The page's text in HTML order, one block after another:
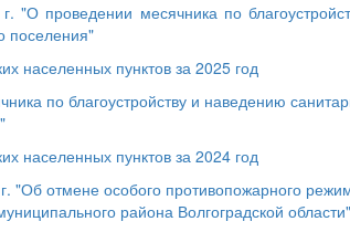
"О проведении месячника по
поселения"
населенных пунктов за 2025 год
по благоустройству и наведению
населенных пунктов за 2024 год
"Об отмене особого противопожарного
района Волгоградской области"